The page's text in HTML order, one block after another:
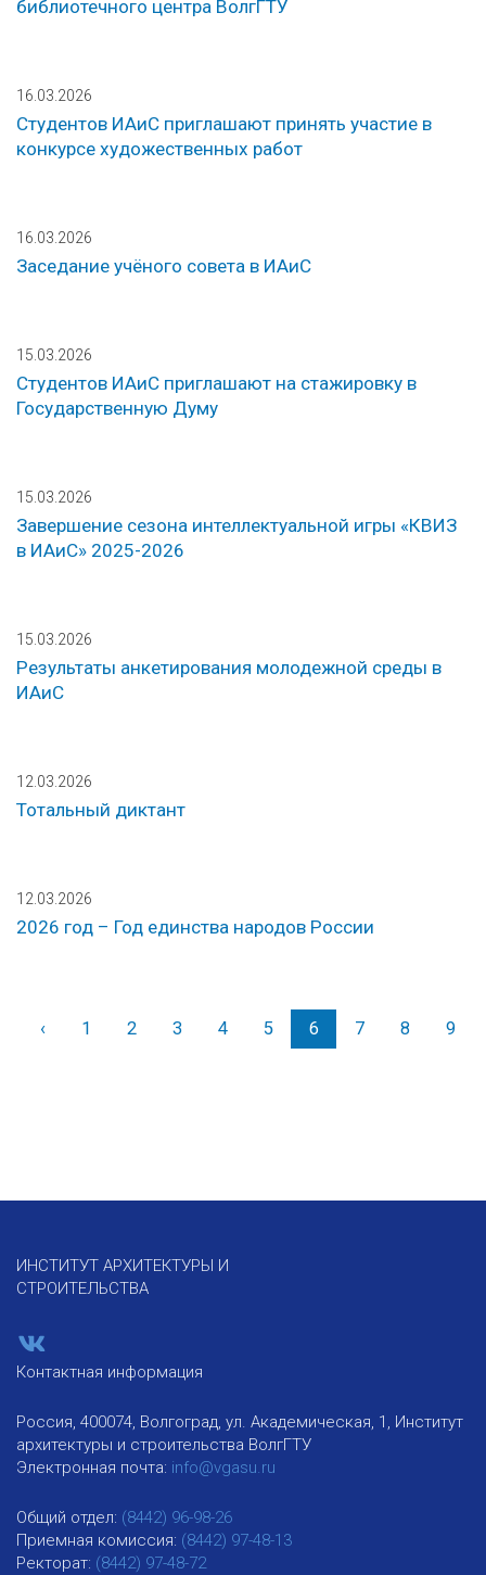
библиотечного центра ВолгГТУ
16.03.2026
Студентов ИАиС приглашают принять участие в
конкурсе художественных работ
16.03.2026
Заседание учёного совета в ИАиС
15.03.2026
Студентов ИАиС приглашают на стажировку в
Государственную Думу
15.03.2026
Завершение сезона интеллектуальной игры «КВИЗ
в ИАиС» 2025-2026
15.03.2026
Результаты анкетирования молодежной среды в
ИАиС
12.03.2026
Тотальный диктант
12.03.2026
2026 год – Год единства народов России
‹Назад
1 2 3 4 5 6 7 8 9
ИНСТИТУТ АРХИТЕКТУРЫ И
СТРОИТЕЛЬСТВА
Контактная информация
Россия, 400074, Волгоград, ул. Академическая, 1, Институт
архитектуры и строительства ВолгГТУ
Электронная почта: info@vgasu.ru
Общий отдел: (8442) 96-98-26
Приемная комиссия: (8442) 97-48-13
Ректорат: (8442) 97-48-72